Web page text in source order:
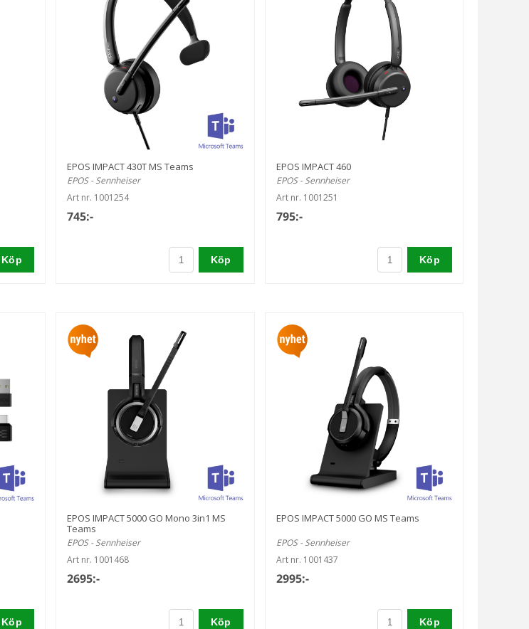
Köp
EPOS IMPACT 430T MS Teams
EPOS - Sennheiser
Art nr. 1001254
745:-
Köp
EPOS IMPACT 460
EPOS - Sennheiser
Art nr. 1001251
795:-
Köp
Köp
EPOS IMPACT 5000 GO Mono 3in1 MS
Teams
EPOS - Sennheiser
Art nr. 1001468
2695:-
Köp
EPOS IMPACT 5000 GO MS Teams
EPOS - Sennheiser
Art nr. 1001437
2995:-
Köp